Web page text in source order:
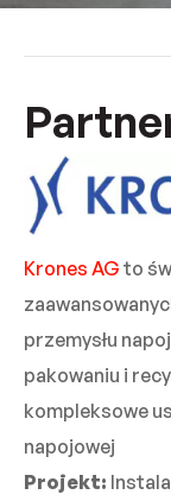
Krones AG to
przemysłu
pakowaniu i
kompleksowe
napojowej
Projekt: